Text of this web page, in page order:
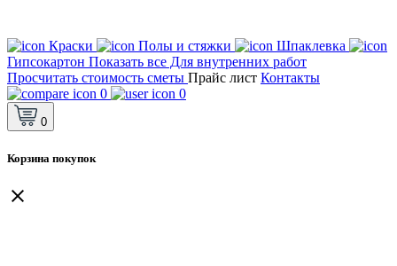
Краски Полы и стяжки
Шпаклевка
Гипсокартон Показать все Для внутренних работ
Просчитать стоимость сметы Прайс лист Контакты
0
0
0
Корзина покупок